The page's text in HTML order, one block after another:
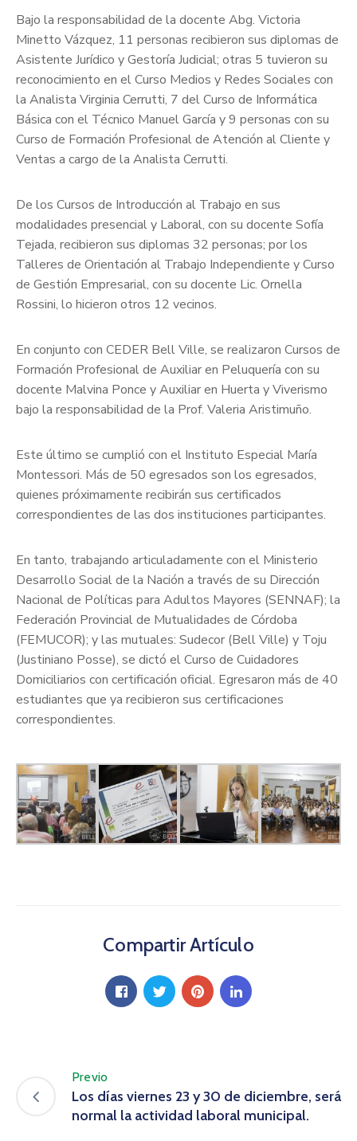
Bajo la responsabilidad de la docente Abg. Victoria
Minetto Vázquez, 11 personas recibieron sus diplomas de
Asistente Jurídico y Gestoría Judicial; otras 5 tuvieron su
reconocimiento en el Curso Medios y Redes Sociales con
la Analista Virginia Cerrutti, 7 del Curso de Informática
Básica con el Técnico Manuel García y 9 personas con su
Curso de Formación Profesional de Atención al Cliente y
Ventas a cargo de la Analista Cerrutti.
De los Cursos de Introducción al Trabajo en sus
modalidades presencial y Laboral, con su docente Sofía
Tejada, recibieron sus diplomas 32 personas; por los
Talleres de Orientación al Trabajo Independiente y Curso
de Gestión Empresarial, con su docente Lic. Ornella
Rossini, lo hicieron otros 12 vecinos.
En conjunto con CEDER Bell Ville, se realizaron Cursos de
Formación Profesional de Auxiliar en Peluquería con su
docente Malvina Ponce y Auxiliar en Huerta y Viverismo
bajo la responsabilidad de la Prof. Valeria Aristimuño.
Este último se cumplió con el Instituto Especial María
Montessori. Más de 50 egresados son los egresados,
quienes próximamente recibirán sus certificados
correspondientes de las dos instituciones participantes.
En tanto, trabajando articuladamente con el Ministerio
Desarrollo Social de la Nación a través de su Dirección
Nacional de Políticas para Adultos Mayores (SENNAF); la
Federación Provincial de Mutualidades de Córdoba
(FEMUCOR); y las mutuales: Sudecor (Bell Ville) y Toju
(Justiniano Posse), se dictó el Curso de Cuidadores
Domiciliarios con certificación oficial. Egresaron más de 40
estudiantes que ya recibieron sus certificaciones
correspondientes.
Compartir Artículo
Previo
Los días viernes 23 y 30 de diciembre, será
normal la actividad laboral municipal.